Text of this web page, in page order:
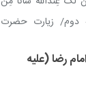
دوم/ زیارت حضرت
چرا حضرت فاطمه
است / کرامت حضرت
رضا (علیه